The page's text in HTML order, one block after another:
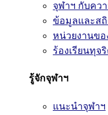
จุฬาฯ กับคว
ข้อมูลและส
หน่วยงานขอ
ร้องเรียนทุจ
รู้จักจุฬาฯ
แนะนำจุฬาฯ